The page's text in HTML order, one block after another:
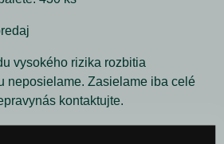
vysokého rizika rozbitia
neposielame. Zasielame iba celé
kontaktujte.